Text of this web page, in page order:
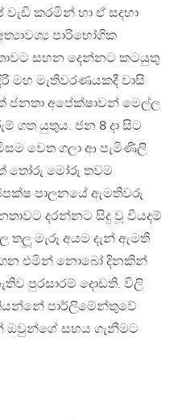
කරමින් හා ඒ සදහා
පාරිභෝගික
සහන දෙන්නට කටයුතු
මහ මැතිවරණයකදී වාසි
අපේක්ෂාවන් මෙල්ල
යුතුය. ජන 8 දා සිට
වෙත ගලා ආ පැමිණිලි
තෝරු මෝරු තවම
පාලනයේ ඇමතිවරු
දරන්නට සිදු වූ වියදම්
තලූ මැරූ අයම දැන් ඇමති
ගෙන එමින් නොබෝ දිනකින්
පුරසාරම් දොඩති. විලි
පාර්ලිමේන්තුවේ
ඔවුන්ගේ සහය ගැනීමට